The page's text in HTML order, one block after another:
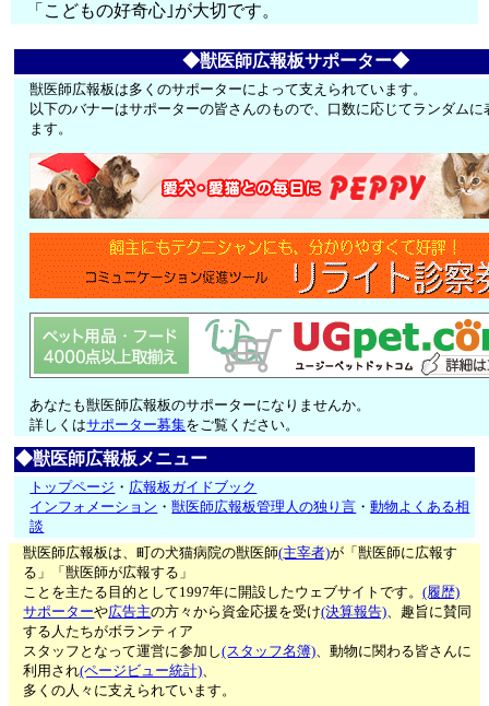
「こどもの好奇心｣が大切です。
◆獣医師広報板サポーター◆
獣医師広報板は多くのサポーターによって支えられています。
以下のバナーはサポーターの皆さんのもので、口数に応じてランダムに
ます。
あなたも獣医師広報板のサポーターになりませんか。
詳しくはサポーター募集をご覧ください。
◆獣医師広報板メニュー
トップページ ・ 広報板ガイドブック
インフォメーション ・獣医師広報板管理人の独り言 ・動物よくある相
談
獣医師広報板は、町の犬猫病院の獣医師(主宰者)が「獣医師に広報す
る」「獣医師が広報する」
ことを主たる目的として1997年に開設したウェブサイトです。(履歴)
サポーターや広告主の方々から資金応援を受け(決算報告)、趣旨に賛同
する人たちがボランティア
スタッフとなって運営に参加し(スタッフ名簿)、動物に関わる皆さんに
利用され(ページビュー統計)、
多くの人々に支えられています。